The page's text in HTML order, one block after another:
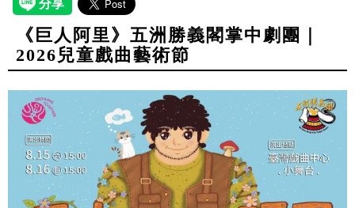
《巨人阿里》五洲勝義閣掌中劇團｜
2026兒童戲曲藝術節